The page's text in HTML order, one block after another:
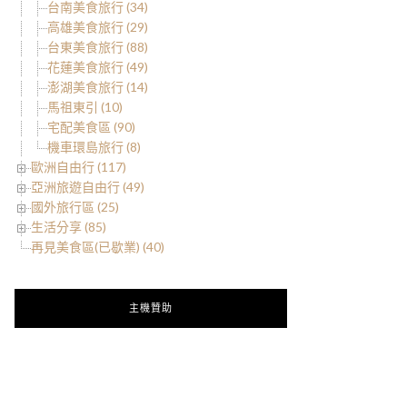
台南美食旅行 (34)
高雄美食旅行 (29)
台東美食旅行 (88)
花蓮美食旅行 (49)
澎湖美食旅行 (14)
馬祖東引 (10)
宅配美食區 (90)
機車環島旅行 (8)
歐洲自由行 (117)
亞洲旅遊自由行 (49)
國外旅行區 (25)
生活分享 (85)
再見美食區(已歇業) (40)
主機贊助